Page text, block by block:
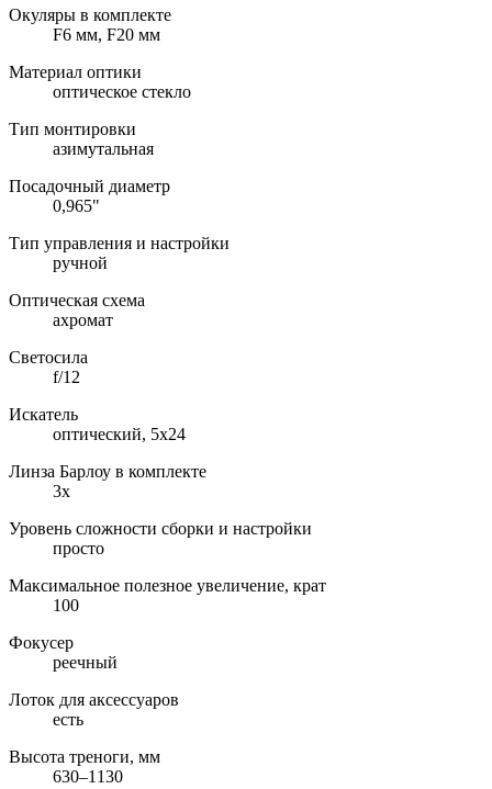
Окуляры в комплекте
F6 мм, F20 мм
Материал оптики
оптическое стекло
Тип монтировки
азимутальная
Посадочный диаметр
0,965"
Тип управления и настройки
ручной
Оптическая схема
ахромат
Светосила
f/12
Искатель
оптический, 5х24
Линза Барлоу в комплекте
3x
Уровень сложности сборки и настройки
просто
Максимальное полезное увеличение, крат
100
Фокусер
реечный
Лоток для аксессуаров
есть
Высота треноги, мм
630–1130